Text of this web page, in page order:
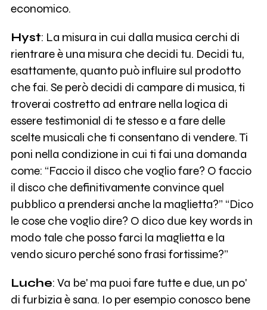
economico.
Hyst: La misura in cui dalla musica cerchi di
rientrare è una misura che decidi tu. Decidi tu,
esattamente, quanto può influire sul prodotto
che fai. Se però decidi di campare di musica, ti
troverai costretto ad entrare nella logica di
essere testimonial di te stesso e a fare delle
scelte musicali che ti consentano di vendere. Ti
poni nella condizione in cui ti fai una domanda
come: “Faccio il disco che voglio fare? O faccio
il disco che definitivamente convince quel
pubblico a prendersi anche la maglietta?” “Dico
le cose che voglio dire? O dico due key words in
modo tale che posso farci la maglietta e la
vendo sicuro perché sono frasi fortissime?”
Luche: Va be' ma puoi fare tutte e due, un po'
di furbizia è sana. Io per esempio conosco bene